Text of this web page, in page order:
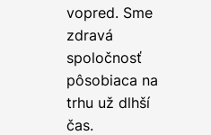
vopred. Sme
zdravá
spoločnosť
pôsobiaca na
trhu už dlhší
čas.